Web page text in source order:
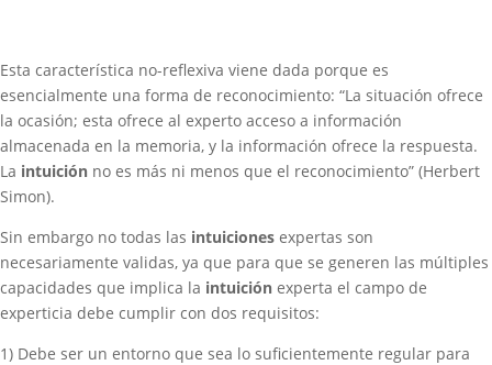
Esta característica no-reflexiva viene dada porque es
esencialmente una forma de reconocimiento: “La situación ofrece
la ocasión; esta ofrece al experto acceso a información
almacenada en la memoria, y la información ofrece la respuesta.
La intuición no es más ni menos que el reconocimiento” (Herbert
Simon).
Sin embargo no todas las intuiciones expertas son
necesariamente validas, ya que para que se generen las múltiples
capacidades que implica la intuición experta el campo de
experticia debe cumplir con dos requisitos:
1) Debe ser un entorno que sea lo suficientemente regular para